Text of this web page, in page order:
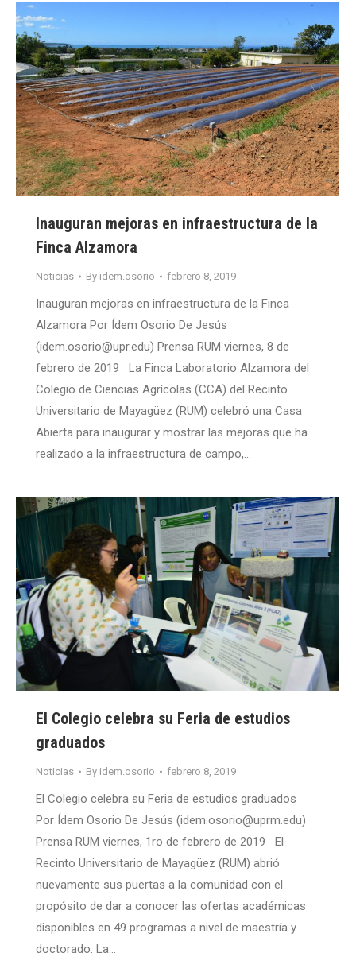
Inauguran mejoras en infraestructura de la
Finca Alzamora
Noticias By idem.osorio febrero 8, 2019
Inauguran mejoras en infraestructura de la Finca
Alzamora Por Ídem Osorio De Jesús
(idem.osorio@upr.edu) Prensa RUM viernes, 8 de
febrero de 2019 La Finca Laboratorio Alzamora del
Colegio de Ciencias Agrícolas (CCA) del Recinto
Universitario de Mayagüez (RUM) celebró una Casa
Abierta para inaugurar y mostrar las mejoras que ha
realizado a la infraestructura de campo,…
El Colegio celebra su Feria de estudios
graduados
Noticias By idem.osorio febrero 8, 2019
El Colegio celebra su Feria de estudios graduados
Por Ídem Osorio De Jesús (idem.osorio@uprm.edu)
Prensa RUM viernes, 1ro de febrero de 2019 El
Recinto Universitario de Mayagüez (RUM) abrió
nuevamente sus puertas a la comunidad con el
propósito de dar a conocer las ofertas académicas
disponibles en 49 programas a nivel de maestría y
doctorado. La…